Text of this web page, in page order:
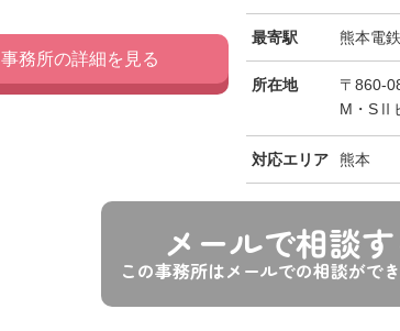
最寄駅 熊本電
所在地
〒860-
M・SⅡ
対応エリア 熊本
事務所の詳細を見る
メールで相談す
この事務所はメールでの相談ができ